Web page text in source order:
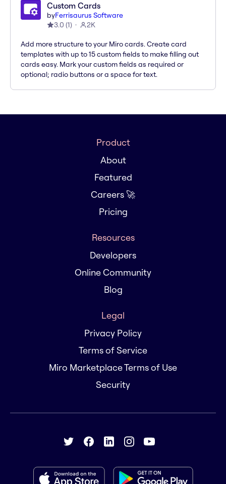
Custom Cards
byFerrisaurus Software
3.0 (1) 2K
Add more structure to your Miro cards. Create card
templates with up to 15 custom fields to make filling out
cards easy. Mark your custom fields as required or
optional; radio buttons or a space for text.
Product
About
Featured
Careers 🚀
Pricing
Resources
Developers
Online Community
Blog
Legal
Privacy Policy
Terms of Service
Miro Marketplace Terms of Use
Security